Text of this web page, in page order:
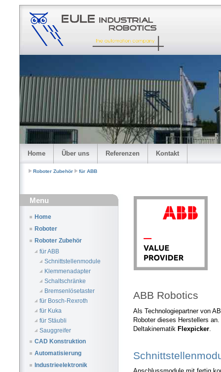
Home Über uns Referenzen Kontakt
Roboter Zubehör für ABB
Menu
Home
Roboter
Roboter Zubehör
für ABB
Schnittstellenmodule
Klemmenadapter
Schaltschränke
Bremsenlösetaster
für Bosch-Rexroth
für Kuka
für Stäubli
Sauggreifer
CAD Konstruktion
Automatisierung
Industrieelektronik
ABB Robotics
Als Technologiepartner von
Roboter dieses Herstellers
Deltakinematik Flexpicker